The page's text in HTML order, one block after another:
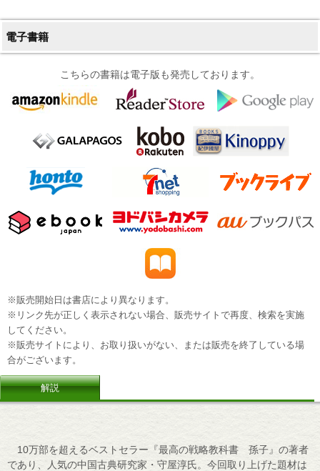
電子書籍
こちらの書籍は電子版も発売しております。
※販売開始日は書店により異なります。
※リンク先が正しく表示されない場合、販売サイトで再度、検索を実施
してください。
※販売サイトにより、お取り扱いがない、または販売を終了している場
合がございます。
解説
10万部を超えるベストセラー『最高の戦略教科書 孫子』の著者
であり、人気の中国古典研究家・守屋淳氏。今回取り上げた題材は